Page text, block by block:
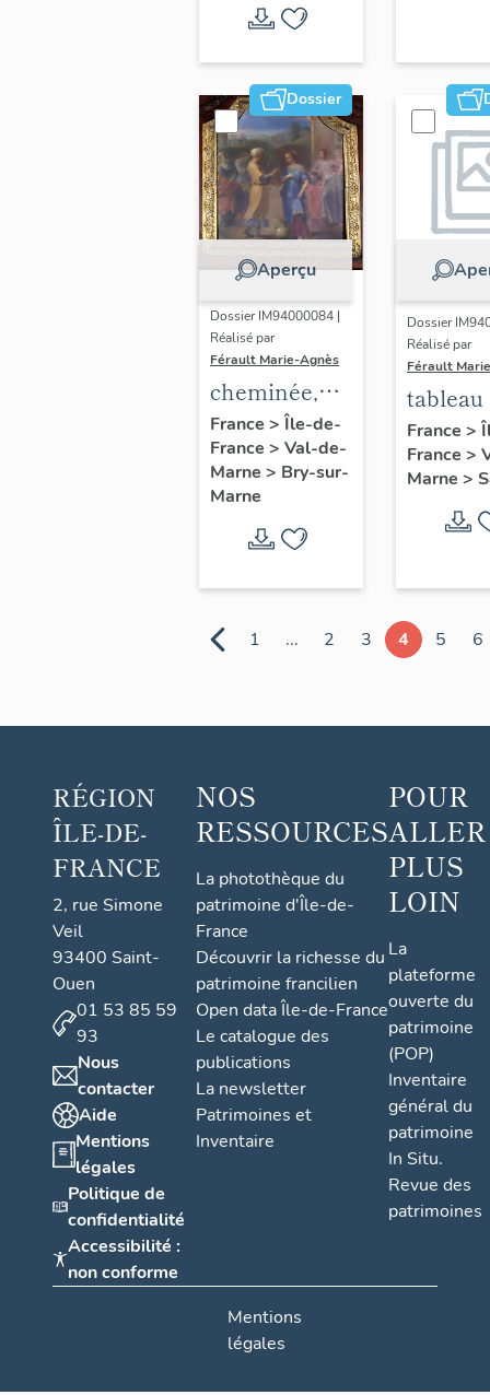
Dossier
Aperçu
Dossier IM94000084 |
Réalisé par
Férault Marie-Agnès
cheminée,
tableau, 2
plaques de
cheminée
France > Île-de-
France > Val-de-
Marne > Bry-sur-
Marne
Dossier
Réalisé par
Férault
tableau
France >
France >
Marne >
1 ... 2 3 4 5 6
RÉGION
ÎLE-DE-
FRANCE
2, rue Simone
Veil
93400 Saint-
Ouen
01 53 85 59
93
Nous
contacter
Aide
Mentions
légales
Politique de
confidentialité
Accessibilité :
non conforme
NOS
RESSOURCES
La photothèque du
patrimoine d'Île-de-
France
Découvrir la richesse du
patrimoine francilien
Open data Île-de-France
Le catalogue des
publications
La newsletter
Patrimoines et
Inventaire
POUR
ALLER
PLUS
LOIN
La
plateforme
ouverte du
patrimoine
(POP)
Inventaire
général du
patrimoine
In Situ.
Revue des
patrimoines
Mentions
légales